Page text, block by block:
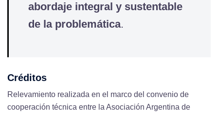
abordaje integral y sustentable
de la problemática.
Créditos
Relevamiento realizada en el marco del convenio de
cooperación técnica entre la Asociación Argentina de